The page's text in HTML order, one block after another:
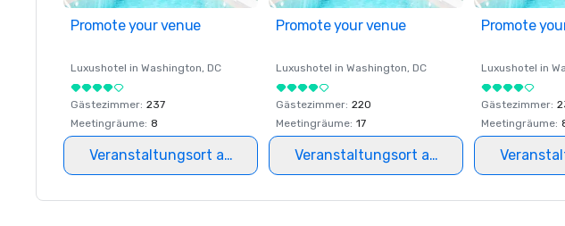
Promote your venue
Luxushotel in Washington, DC
Gästezimmer: 237
Meetingräume: 8
Veranstaltungsort auswählen
Promote your venue
Luxushotel in Washington, DC
Gästezimmer: 220
Meetingräume: 17
Veranstaltungsort auswählen
Promote
Luxushotel in
Gästezimmer:
Meetingräume: